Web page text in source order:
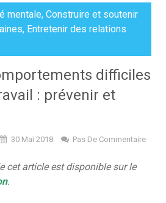
mentale, Construire et soutenir
, Entretenir des relations
difficiles
: prévenir et
30 Mai 2018 Pas De Commentaire
cet article est disponible sur le
.